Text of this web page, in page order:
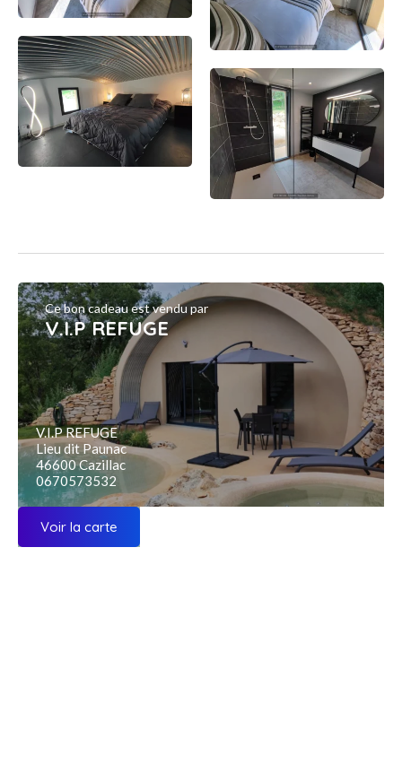
Ce bon cadeau est vendu par
V.I.P REFUGE
V.I.P REFUGE
Lieu dit Paunac
46600 Cazillac
0670573532
Voir la carte